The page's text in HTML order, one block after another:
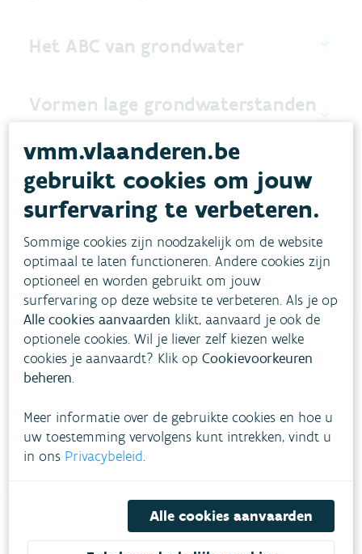
Het ABC van grondwater
Vormen lage grondwaterstanden
Hoe zit het met het afgesloten
grondwater?
Heb je vragen?
Bekijk het overzicht van meestgestelde vragen .
Niet gevonden wat je zocht?
Bel gratis 1700
vmm.vlaanderen.be
gebruikt cookies om jouw
surfervaring te verbeteren.
Sommige cookies zijn noodzakelijk om de website
optimaal te laten functioneren. Andere cookies zijn
optioneel en worden gebruikt om jouw
surfervaring op deze website te verbeteren. Als je op
Alle cookies aanvaarden klikt, aanvaard je ook de
optionele cookies. Wil je liever zelf kiezen welke
cookies je aanvaardt? Klik opCookievoorkeuren
beheren.
Meer informatie over de gebruikte cookies en hoe u
uw toestemming vervolgens kunt intrekken, vindt u
in ons Privacybeleid.
Alle cookies aanvaarden